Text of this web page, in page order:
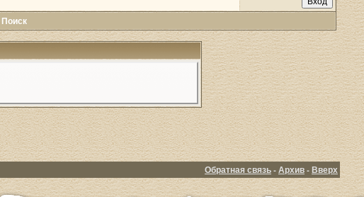
Поиск
Обратная связь-Архив-Вверх